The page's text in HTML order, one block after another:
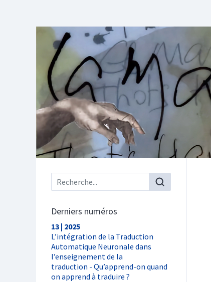
Menu principal
Derniers numéros
13 | 2025
L’intégration de la Traduction
Automatique Neuronale dans
l’enseignement de la
traduction - Qu’apprend-on quand
on apprend à traduire ?